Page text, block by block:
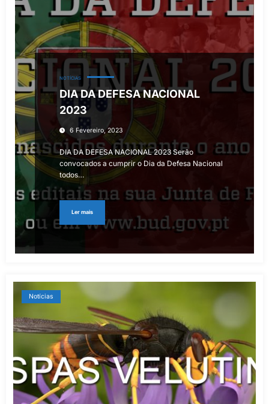
NOTÍCIAS
DIA DA DEFESA NACIONAL
2023
6 Fevereiro, 2023
DIA DA DEFESA NACIONAL 2023 Serão
convocados a cumprir o Dia da Defesa Nacional
todos…
Ler mais
Notícias